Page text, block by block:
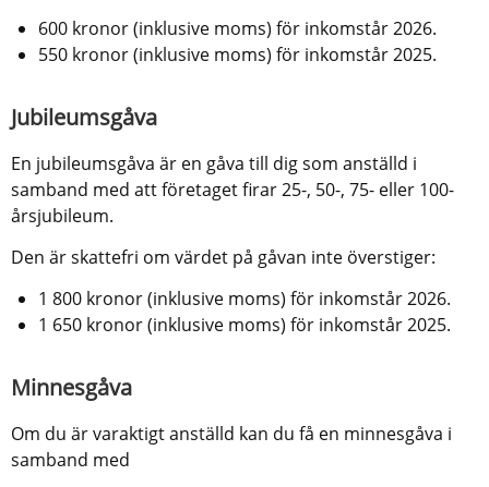
600 kronor (inklusive moms) för inkomstår 2026.
550 kronor (inklusive moms) för inkomstår 2025.
Jubileumsgåva
En jubileumsgåva är en gåva till dig som anställd i
samband med att företaget firar 25-, 50-, 75- eller 100-
årsjubileum.
Den är skattefri om värdet på gåvan inte överstiger:
1 800 kronor (inklusive moms) för inkomstår 2026.
1 650 kronor (inklusive moms) för inkomstår 2025.
Minnesgåva
Om du är varaktigt anställd kan du få en minnesgåva i
samband med